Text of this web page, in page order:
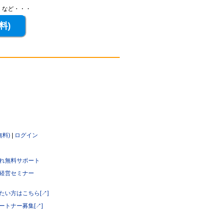
ど・・・
料)| ログイン
無料サポート
営セミナー
い方はこちら[↗]
トナー募集[↗]